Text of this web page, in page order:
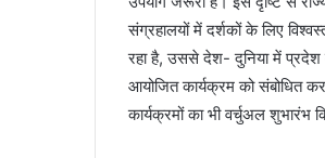
संग्रहालयों में दर्शकों के लिए
रहा है, उससे देश- दुनिया में प्रदेश
आयोजित कार्यक्रम को संबोधित
कार्यक्रमों का भी वर्चुअल शुभारंभ